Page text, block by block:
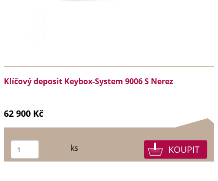
Klíčový deposit Keybox-System 9006 S Nerez
62 900 Kč
ks